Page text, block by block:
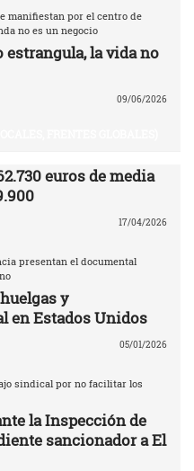
manifiestan por el centro de
no es un negocio
estrangula, la vida no
09/06/2026
euros de media
17/04/2026
presentan el documental
y
en Estados Unidos
05/01/2026
sindical por no facilitar los
la Inspección de
sancionador a El